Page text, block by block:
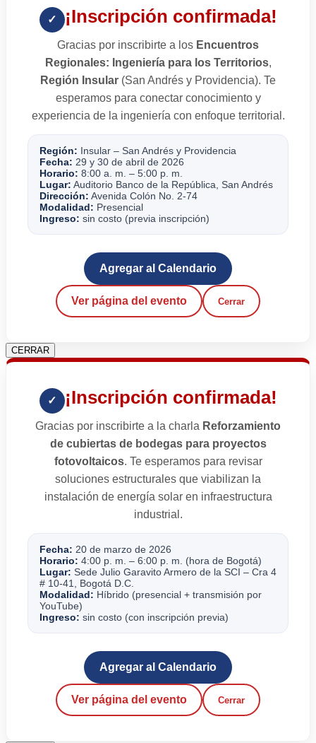
✓ ¡Inscripción confirmada!
Gracias por inscribirte a los Encuentros
Regionales: Ingeniería para los Territorios,
Región Insular (San Andrés y Providencia). Te
esperamos para conectar conocimiento y
experiencia de la ingeniería con enfoque territorial.
Región: Insular – San Andrés y Providencia
Fecha: 29 y 30 de abril de 2026
Horario: 8:00 a. m. – 5:00 p. m.
Lugar: Auditorio Banco de la República, San Andrés
Dirección: Avenida Colón No. 2-74
Modalidad: Presencial
Ingreso: sin costo (previa inscripción)
Agregar al Calendario
Ver página del evento Cerrar
CERRAR
✓ ¡Inscripción confirmada!
Gracias por inscribirte a la charla Reforzamiento
de cubiertas de bodegas para proyectos
fotovoltaicos. Te esperamos para revisar
soluciones estructurales que viabilizan la
instalación de energía solar en infraestructura
industrial.
Fecha: 20 de marzo de 2026
Horario: 4:00 p. m. – 6:00 p. m. (hora de Bogotá)
Lugar: Sede Julio Garavito Armero de la SCI – Cra 4
# 10-41, Bogotá D.C.
Modalidad: Híbrido (presencial + transmisión por
YouTube)
Ingreso: sin costo (con inscripción previa)
Agregar al Calendario
Ver página del evento Cerrar